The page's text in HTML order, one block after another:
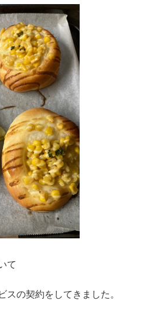
て
スの契約をしてきました。